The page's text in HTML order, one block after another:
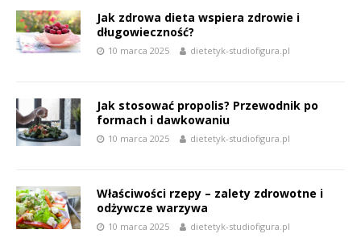
Jak zdrowa dieta wspiera zdrowie i
długowieczność?
10 marca 2025 dietetyk-studiofigura.pl
Jak stosować propolis? Przewodnik po
formach i dawkowaniu
10 marca 2025 dietetyk-studiofigura.pl
Właściwości rzepy – zalety zdrowotne i
odżywcze warzywa
10 marca 2025 dietetyk-studiofigura.pl